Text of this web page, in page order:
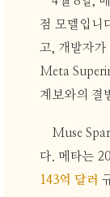
점 모델입니
고, 개발자가
Meta
계보와의 결
Muse
다. 메타는
143억 달러